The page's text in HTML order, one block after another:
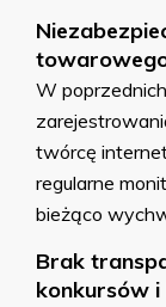
W
twórcę
regularne
bieżąco
Brak
konkursów